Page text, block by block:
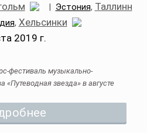
| Эстония, Таллинн
, Хельсинки
2019 г.
фестиваль музыкально-
«Путеводная звезда» в августе